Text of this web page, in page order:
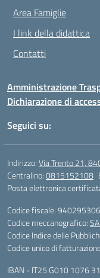
Area Famiglie
I link della didattica
Contatti
Amministrazione
Dichiarazione di
Seguici su:
Indirizzo:Via Trento 21,
Centralino:0815152108
Posta elettronica
Codice fiscale:
Codice meccanografico:
Codice Indice delle
Codice unico di
IBAN - IT25 G010 1076